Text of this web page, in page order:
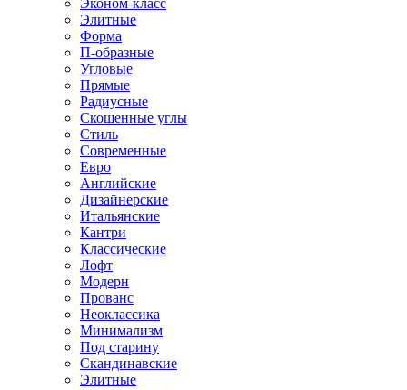
Эконом-класс
Элитные
Форма
П-образные
Угловые
Прямые
Радиусные
Скошенные углы
Стиль
Современные
Евро
Английские
Дизайнерские
Итальянские
Кантри
Классические
Лофт
Модерн
Прованс
Неоклассика
Минимализм
Под старину
Скандинавские
Элитные